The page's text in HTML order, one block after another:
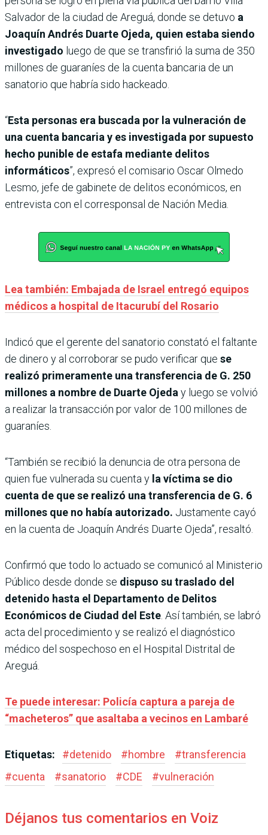
Salvador de la ciudad de Areguá, donde se detuvo a
Joaquín Andrés Duarte Ojeda, quien estaba siendo
investigado luego de que se transfirió la suma de 350
millones de guaraníes de la cuenta bancaria de un
sanatorio que habría sido hackeado.
“Esta personas era buscada por la vulneración de
una cuenta bancaria y es investigada por supuesto
hecho punible de estafa mediante delitos
informáticos”, expresó el comisario Oscar Olmedo
Lesmo, jefe de gabinete de delitos económicos, en
entrevista con el corresponsal de Nación Media.
Lea también: Embajada de Israel entregó equipos
médicos a hospital de Itacurubí del Rosario
Indicó que el gerente del sanatorio constató el faltante
de dinero y al corroborar se pudo verificar que se
realizó primeramente una transferencia de G. 250
millones a nombre de Duarte Ojeday luego se volvió
a realizar la transacción por valor de 100 millones de
guaraníes.
“También se recibió la denuncia de otra persona de
quien fue vulnerada su cuenta y la víctima se dio
cuenta de que se realizó una transferencia de G. 6
millones que no había autorizado. Justamente cayó
en la cuenta de Joaquín Andrés Duarte Ojeda”, resaltó.
Confirmó que todo lo actuado se comunicó al Ministerio
Público desde donde se dispuso su traslado del
detenido hasta el Departamento de Delitos
Económicos de Ciudad del Este. Así también, se labró
acta del procedimiento y se realizó el diagnóstico
médico del sospechoso en el Hospital Distrital de
Areguá.
Te puede interesar: Policía captura a pareja de
“macheteros” que asaltaba a vecinos en Lambaré
Etiquetas: #detenido #hombre #transferencia
#cuenta #sanatorio #CDE #vulneración
Déjanos tus comentarios en Voiz